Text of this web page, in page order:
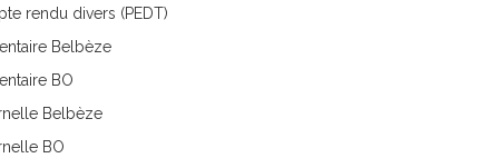
rendu divers (PEDT)
Belbèze
BO
Belbèze
BO